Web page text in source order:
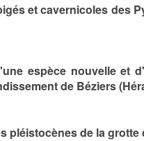
et cavernicoles des
espèce nouvelle et
de Béziers
pléistocènes de la grotte